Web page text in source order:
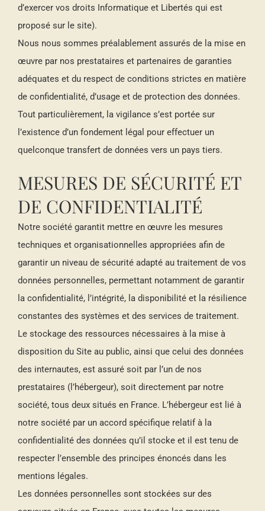
d’exercer vos droits Informatique et Libertés qui est
proposé sur le site).
Nous nous sommes préalablement assurés de la mise en
œuvre par nos prestataires et partenaires de garanties
adéquates et du respect de conditions strictes en matière
de confidentialité, d’usage et de protection des données.
Tout particulièrement, la vigilance s’est portée sur
l’existence d’un fondement légal pour effectuer un
quelconque transfert de données vers un pays tiers.
MESURES DE SÉCURITÉ ET
DE CONFIDENTIALITÉ
Notre société garantit mettre en œuvre les mesures
techniques et organisationnelles appropriées afin de
garantir un niveau de sécurité adapté au traitement de vos
données personnelles, permettant notamment de garantir
la confidentialité, l’intégrité, la disponibilité et la résilience
constantes des systèmes et des services de traitement.
Le stockage des ressources nécessaires à la mise à
disposition du Site au public, ainsi que celui des données
des internautes, est assuré soit par l’un de nos
prestataires (l’hébergeur), soit directement par notre
société, tous deux situés en France. L’hébergeur est lié à
notre société par un accord spécifique relatif à la
confidentialité des données qu’il stocke et il est tenu de
respecter l’ensemble des principes énoncés dans les
mentions légales.
Les données personnelles sont stockées sur des